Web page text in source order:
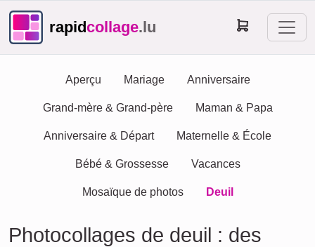
rapidcollage.lu
Aperçu Mariage Anniversaire
Grand-mère & Grand-père Maman & Papa
Anniversaire & Départ Maternelle & École
Bébé & Grossesse Vacances
Mosaïque de photos Deuil
Photocollages de deuil : des